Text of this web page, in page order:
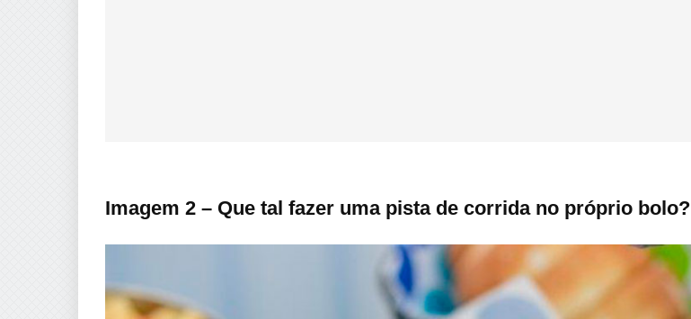
Imagem 2 – Que tal fazer uma pista de corrida no próprio bolo?